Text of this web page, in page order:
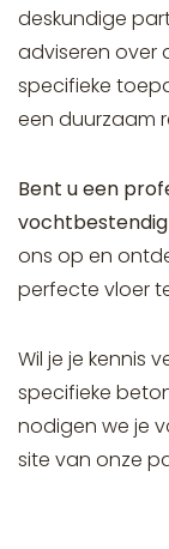
deskundige
adviseren over
specifieke
een duurzaam
Bent u een
ons op en
perfecte vloer
Wil je je kennis
specifieke
nodigen we je
site van onze